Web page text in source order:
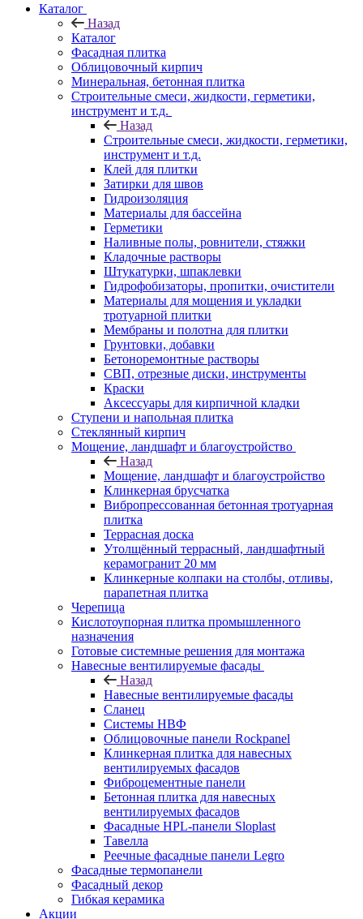
Каталог
Назад
Каталог
Фасадная плитка
Облицовочный кирпич
Минеральная, бетонная плитка
Строительные смеси, жидкости, герметики,
инструмент и т.д.
Назад
Строительные смеси, жидкости, герметики,
инструмент и т.д.
Клей для плитки
Затирки для швов
Гидроизоляция
Материалы для бассейна
Герметики
Наливные полы, ровнители, стяжки
Кладочные растворы
Штукатурки, шпаклевки
Гидрофобизаторы, пропитки, очистители
Материалы для мощения и укладки
тротуарной плитки
Мембраны и полотна для плитки
Грунтовки, добавки
Бетоноремонтные растворы
СВП, отрезные диски, инструменты
Краски
Аксессуары для кирпичной кладки
Ступени и напольная плитка
Cтеклянный кирпич
Мощение, ландшафт и благоустройство
Назад
Мощение, ландшафт и благоустройство
Клинкерная брусчатка
Вибропрессованная бетонная тротуарная
плитка
Террасная доска
Утолщённый террасный, ландшафтный
керамогранит 20 мм
Клинкерные колпаки на столбы, отливы,
парапетная плитка
Черепица
Кислотоупорная плитка промышленного
назначения
Готовые системные решения для монтажа
Навесные вентилируемые фасады
Назад
Навесные вентилируемые фасады
Сланец
Системы НВФ
Облицовочные панели Rockpanel
Клинкерная плитка для навесных
вентилируемых фасадов
Фиброцементные панели
Бетонная плитка для навесных
вентилируемых фасадов
Фасадные HPL-панели Sloplast
Тавелла
Реечные фасадные панели Legro
Фасадные термопанели
Фасадный декор
Гибкая керамика
Акции